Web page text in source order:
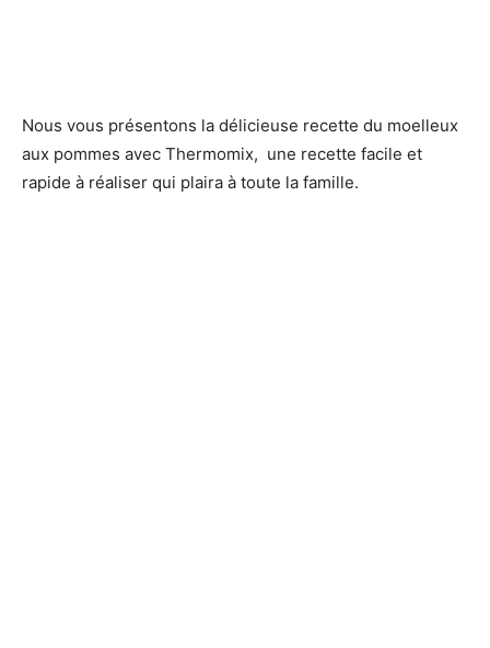
Nous vous présentons la délicieuse recette du moelleux
aux pommes avec Thermomix, une recette facile et
rapide à réaliser qui plaira à toute la famille.